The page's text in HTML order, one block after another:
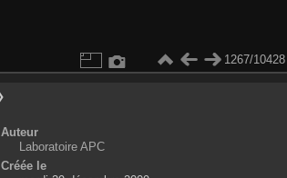
1267/10428
Auteur
Laboratoire APC
Créée le